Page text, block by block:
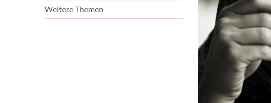
Weitere Themen